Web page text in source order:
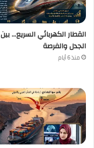
القطار الكهربائي السريع… بين
الجدل والفرصة
منذ 6 أيام